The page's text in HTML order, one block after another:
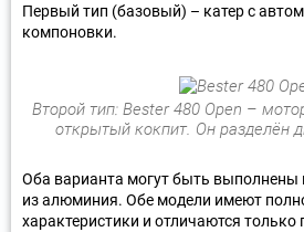
Первый тип (базовый) – катер с
компоновки.
Второй тип: Bester 480 Open –
открытый кокпит. Он разделён
Оба варианта могут быть выполнены
из алюминия. Обе модели имеют
характеристики и отличаются только